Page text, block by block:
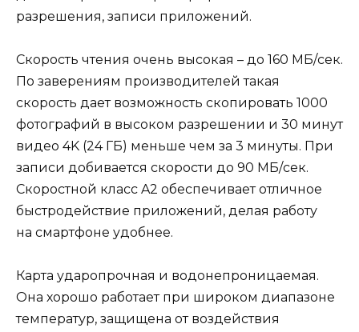
разрешения, записи приложений.
Скорость чтения очень высокая – до 160 МБ/сек.
По заверениям производителей такая
скорость дает возможность скопировать 1000
фотографий в высоком разрешении и 30 минут
видео 4K (24 ГБ) меньше чем за 3 минуты. При
записи добивается скорости до 90 МБ/сек.
Скоростной класс A2 обеспечивает отличное
быстродействие приложений, делая работу
на смартфоне удобнее.
Карта ударопрочная и водонепроницаемая.
Она хорошо работает при широком диапазоне
температур, защищена от воздействия